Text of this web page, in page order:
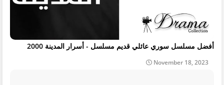
أفضل مسلسل سوري عائلي قديم مسلسل - أسرار المدينة 2000
November 18, 2023